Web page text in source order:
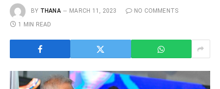
BY THANA MARCH 11, 2023
NO COMMENTS
1 MIN READ